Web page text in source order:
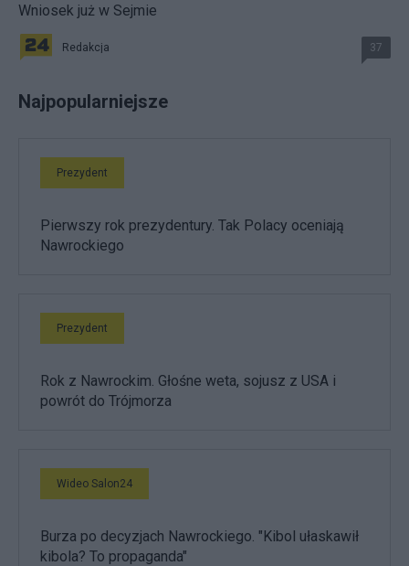
Wniosek już w Sejmie
Redakcja 37
Najpopularniejsze
Prezydent
Pierwszy rok prezydentury. Tak Polacy oceniają
Nawrockiego
Prezydent
Rok z Nawrockim. Głośne weta, sojusz z USA i
powrót do Trójmorza
Wideo Salon24
Burza po decyzjach Nawrockiego. "Kibol ułaskawił
kibola? To propaganda"